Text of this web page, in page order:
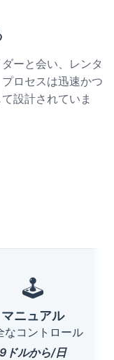
ーと会い、レンタ
ロセスは迅速かつ
設計されていま
🕹️
マニュアル
なコントロール
9ドルから/日